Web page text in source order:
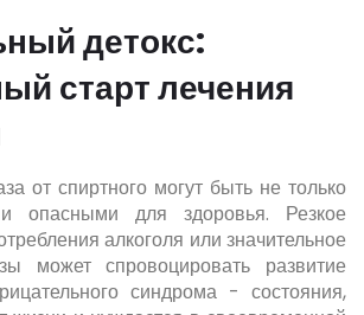
детокс:
старт лечения
от спиртного могут быть не только
опасными для здоровья. Резкое
алкоголя или значительное
может спровоцировать развитие
синдрома - состояния,